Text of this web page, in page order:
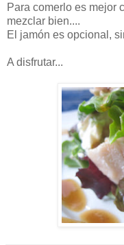
Para comerlo es mejor
mezclar bien....
El jamón es opcional,
A disfrutar...